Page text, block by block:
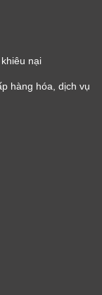
nại
hàng hóa, dịch vụ